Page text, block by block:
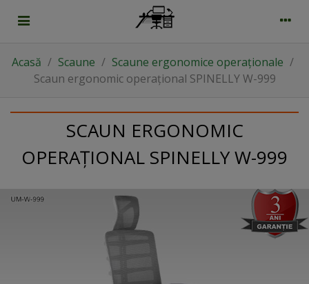
Acasă / Scaune / Scaune ergonomice operaționale /
Scaun ergonomic operațional SPINELLY W-999
SCAUN ERGONOMIC
OPERAȚIONAL SPINELLY W-999